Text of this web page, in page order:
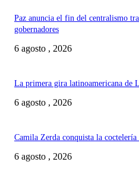
Paz anuncia el fin del centralismo
gobernadores
6 agosto , 2026
La primera gira latinoamericana de
6 agosto , 2026
Camila Zerda conquista la
6 agosto , 2026